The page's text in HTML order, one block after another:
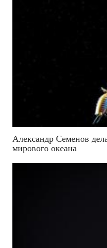
Александр Семенов
мирового океана